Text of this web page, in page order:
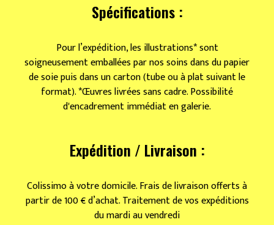
Spécifications :
Pour l’expédition, les illustrations* sont
soigneusement emballées par nos soins dans du papier
de soie puis dans un carton (tube ou à plat suivant le
format). *Œuvres livrées sans cadre. Possibilité
d'encadrement immédiat en galerie.
Expédition / Livraison :
Colissimo à votre domicile. Frais de livraison offerts à
partir de 100 € d’achat. Traitement de vos expéditions
du mardi au vendredi